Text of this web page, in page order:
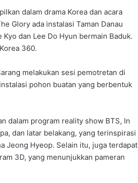
dalam drama Korea dan acara
Glory ada instalasi Taman Danau
dan Lee Do Hyun bermain Baduk.
360.
melakukan sesi pemotretan di
pohon buatan yang berbentuk
dalam program reality show BTS, In
dan latar belakang, yang terinspirasi
Jeong Hyeop. Selain itu, juga terdapat
3D, yang menunjukkan pameran